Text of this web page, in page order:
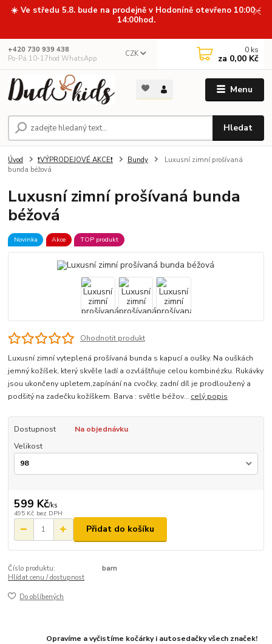
☀️ Ve středu 5.8. bude na prodejně v Hodoníně otevřeno 10:00 -
14:00hod.
Menu
CZK
Hledat
+420 730 939 438
Po-Pá 10-17hod WhatsApp
0 ks
za 0,00 Kč
Úvod ❗VÝPRODEJOVÉ AKCE❗ Bundy
Luxusní zimní prošívaná
bunda béžová
Luxusní zimní prošívaná bunda
béžová
Novinka Akce TOP produkt
Ohodnotit produkt
Luxusní zimní vyteplená prošívaná bunda s kapucí a oušky. Na ouškách
jemný kožíšek, který skvěle ladí a ozvláštňuje celou kombinézku. Rukávky
jsou ukončeny upletem,zapínání na cvočky, zadní díl je prodloužený a
podšitý na zadečku kožíškem. Barva : světle béžov... celý popis
Dostupnost
Na objednávku
Velikost
599 Kč/ks
495 Kč bez DPH
Přidat do košíku
Číslo produktu:
barn
Hlídat cenu / dostupnost
Do oblíbených
Opravíme a vyčistíme kočárky i autosedačky všech značek!